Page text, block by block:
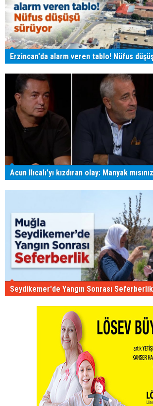
Erzincan'da alarm veren tablo! Nüfus
Acun Ilıcalı'yı kızdıran olay: Manyak
Seydikemer'de Yangın Sonrası Seferberlik